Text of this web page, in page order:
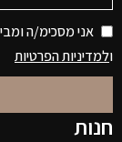
אני מסכימ/ה
ולמדיניות הפרטיות
חנות